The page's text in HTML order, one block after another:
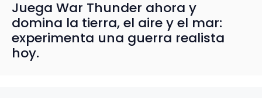
Juega War Thunder ahora y
domina la tierra, el aire y el mar:
experimenta una guerra realista
hoy.